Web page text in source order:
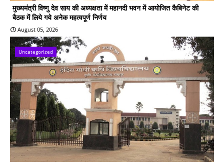
मुख्यमंत्री विष्णु देव साय की अध्यक्षता में महानदी भवन में आयोजित कैबिनेट की
बैठक में लिये गये अनेक महत्वपूर्ण निर्णय
August 05, 2026
Uncategorized